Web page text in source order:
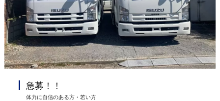
急募！！
体力に自信のある方・若い方